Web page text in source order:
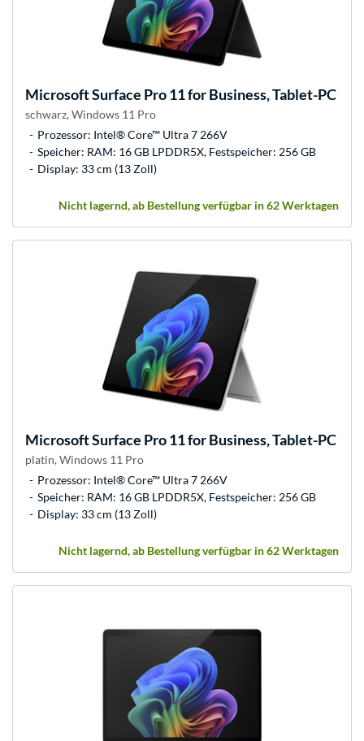
MicrosoftSurface Pro 11 for Business, Tablet-PC
schwarz, Windows 11 Pro
Prozessor: Intel® Core™ Ultra 7 266V
Speicher: RAM: 16 GB LPDDR5X, Festspeicher: 256 GB
Display: 33 cm (13 Zoll)
Nicht lagernd, ab Bestellung verfügbar in 62 Werktagen
MicrosoftSurface Pro 11 for Business, Tablet-PC
platin, Windows 11 Pro
Prozessor: Intel® Core™ Ultra 7 266V
Speicher: RAM: 16 GB LPDDR5X, Festspeicher: 256 GB
Display: 33 cm (13 Zoll)
Nicht lagernd, ab Bestellung verfügbar in 62 Werktagen